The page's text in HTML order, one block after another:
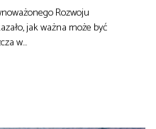
Rozwoju
jak ważna może być
w…